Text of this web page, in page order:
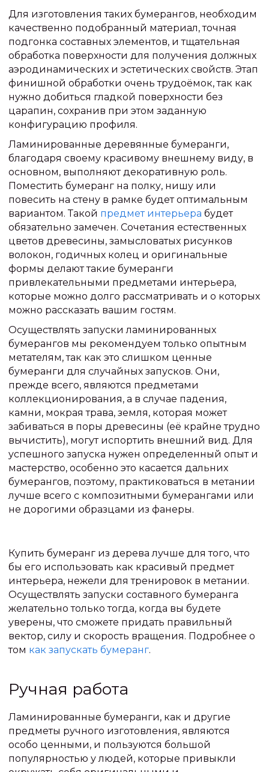
Для изготовления таких бумерангов, необходим
качественно подобранный материал, точная
подгонка составных элементов, и тщательная
обработка поверхности для получения должных
аэродинамических и эстетических свойств. Этап
финишной обработки очень трудоёмок, так как
нужно добиться гладкой поверхности без
царапин, сохранив при этом заданную
конфигурацию профиля.
Ламинированные деревянные бумеранги,
благодаря своему красивому внешнему виду, в
основном, выполняют декоративную роль.
Поместить бумеранг на полку, нишу или
повесить на стену в рамке будет оптимальным
вариантом. Такой предмет интерьера будет
обязательно замечен. Сочетания естественных
цветов древесины, замысловатых рисунков
волокон, годичных колец и оригинальные
формы делают такие бумеранги
привлекательными предметами интерьера,
которые можно долго рассматривать и о которых
можно рассказать вашим гостям.
Осуществлять запуски ламинированных
бумерангов мы рекомендуем только опытным
метателям, так как это слишком ценные
бумеранги для случайных запусков. Они,
прежде всего, являются предметами
коллекционирования, а в случае падения,
камни, мокрая трава, земля, которая может
забиваться в поры древесины (её крайне трудно
вычистить), могут испортить внешний вид. Для
успешного запуска нужен определенный опыт и
мастерство, особенно это касается дальних
бумерангов, поэтому, практиковаться в метании
лучше всего с композитными бумерангами или
не дорогими образцами из фанеры.
Купить бумеранг из дерева лучше для того, что
бы его использовать как красивый предмет
интерьера, нежели для тренировок в метании.
Осуществлять запуски составного бумеранга
желательно только тогда, когда вы будете
уверены, что сможете придать правильный
вектор, силу и скорость вращения. Подробнее о
том как запускать бумеранг.
Ручная работа
Ламинированные бумеранги, как и другие
предметы ручного изготовления, являются
особо ценными, и пользуются большой
популярностью у людей, которые привыкли